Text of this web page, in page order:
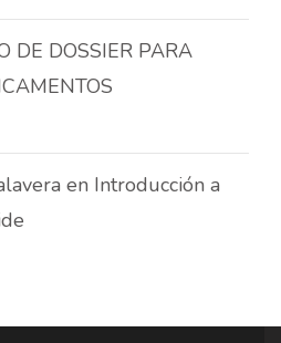
DE DOSSIER PARA
en Introducción a